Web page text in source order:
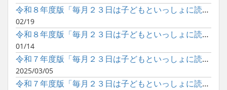
令和８年度版「毎月２３日は子どもといっしょに読書の日」ポスタ...
02/19
令和８年度版「毎月２３日は子どもといっしょに読書の日」ポスタ...
01/14
令和７年度版「毎月２３日は子どもといっしょに読書の日」ポスタ...
2025/03/05
令和７年度版「毎月２３日は子どもといっしょに読書の日」ポスタ...